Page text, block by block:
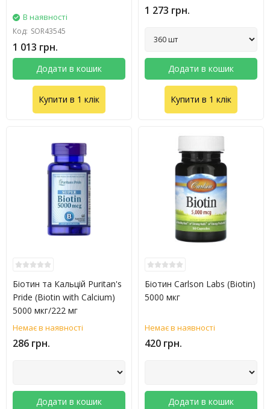
В наявності
Код: SOR43545
1 013 грн.
Додати в кошик
Купити в 1 клік
1 273 грн.
Додати в кошик
Купити в 1 клік
Біотин та Кальцій Puritan's
Pride (Biotin with Calcium)
5000 мкг/222 мг
Немає в наявності
286 грн.
Додати в кошик
Біотин Carlson Labs (Biotin)
5000 мкг
Немає в наявності
420 грн.
Додати в кошик